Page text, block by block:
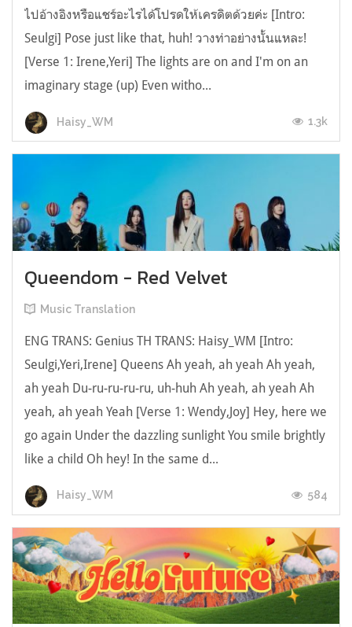
ไปอ้างอิงหรือแชร์อะไรได้โปรดให้เครดิตด้วยค่ะ [Intro:
Seulgi] Pose just like that, huh! วางท่าอย่างนั้นแหละ!
[Verse 1: Irene,Yeri] The lights are on and I'm on an
imaginary stage (up) Even witho...
Haisy_WM 1.3k
Queendom - Red Velvet
Music Translation
ENG TRANS: Genius TH TRANS: Haisy_WM [Intro:
Seulgi,Yeri,Irene] Queens Ah yeah, ah yeah Ah yeah,
ah yeah Du-ru-ru-ru-ru, uh-huh Ah yeah, ah yeah Ah
yeah, ah yeah Yeah [Verse 1: Wendy,Joy] Hey, here we
go again Under the dazzling sunlight You smile brightly
like a child Oh hey! In the same d...
Haisy_WM 584